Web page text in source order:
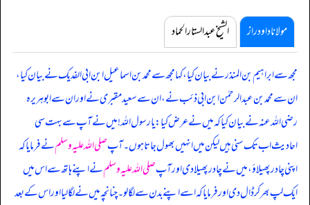
مولانا داود راز الشیخ عبدالستار الحماد
مجھ سے ابراہیم بن المنذر نے بیان کیا، کہا مجھ سے محمد بن اسماعیل ابن ابی الفدیک نے بیان کیا،
ان سے محمد بن عبدالرحمٰن ابن ابی ذئب نے، ان سے سعید مقبری نے اور ان سے ابوہریرہ
رضی اللہ عنہ نے بیان کیا کہمیں نے عرض کیا: یا رسول اللہ! میں نے آپ سے بہت سی
احادیث اب تک سنی ہیں لیکن میں انہیں بھول جاتا ہوں۔ آپصلی اللہ علیہ وسلمنے فرمایا کہ
اپنی چادر پھیلاؤ، میں نے چادر پھیلا دی اور آپصلی اللہ علیہ وسلمنے اپنے ہاتھ سے اس میں
ایک لپ بھر کر ڈال دی اور فرمایا کہ اسے اپنے بدن سے لگا لو۔ چنانچہ میں نے لگا لیا اور اس کے بعد